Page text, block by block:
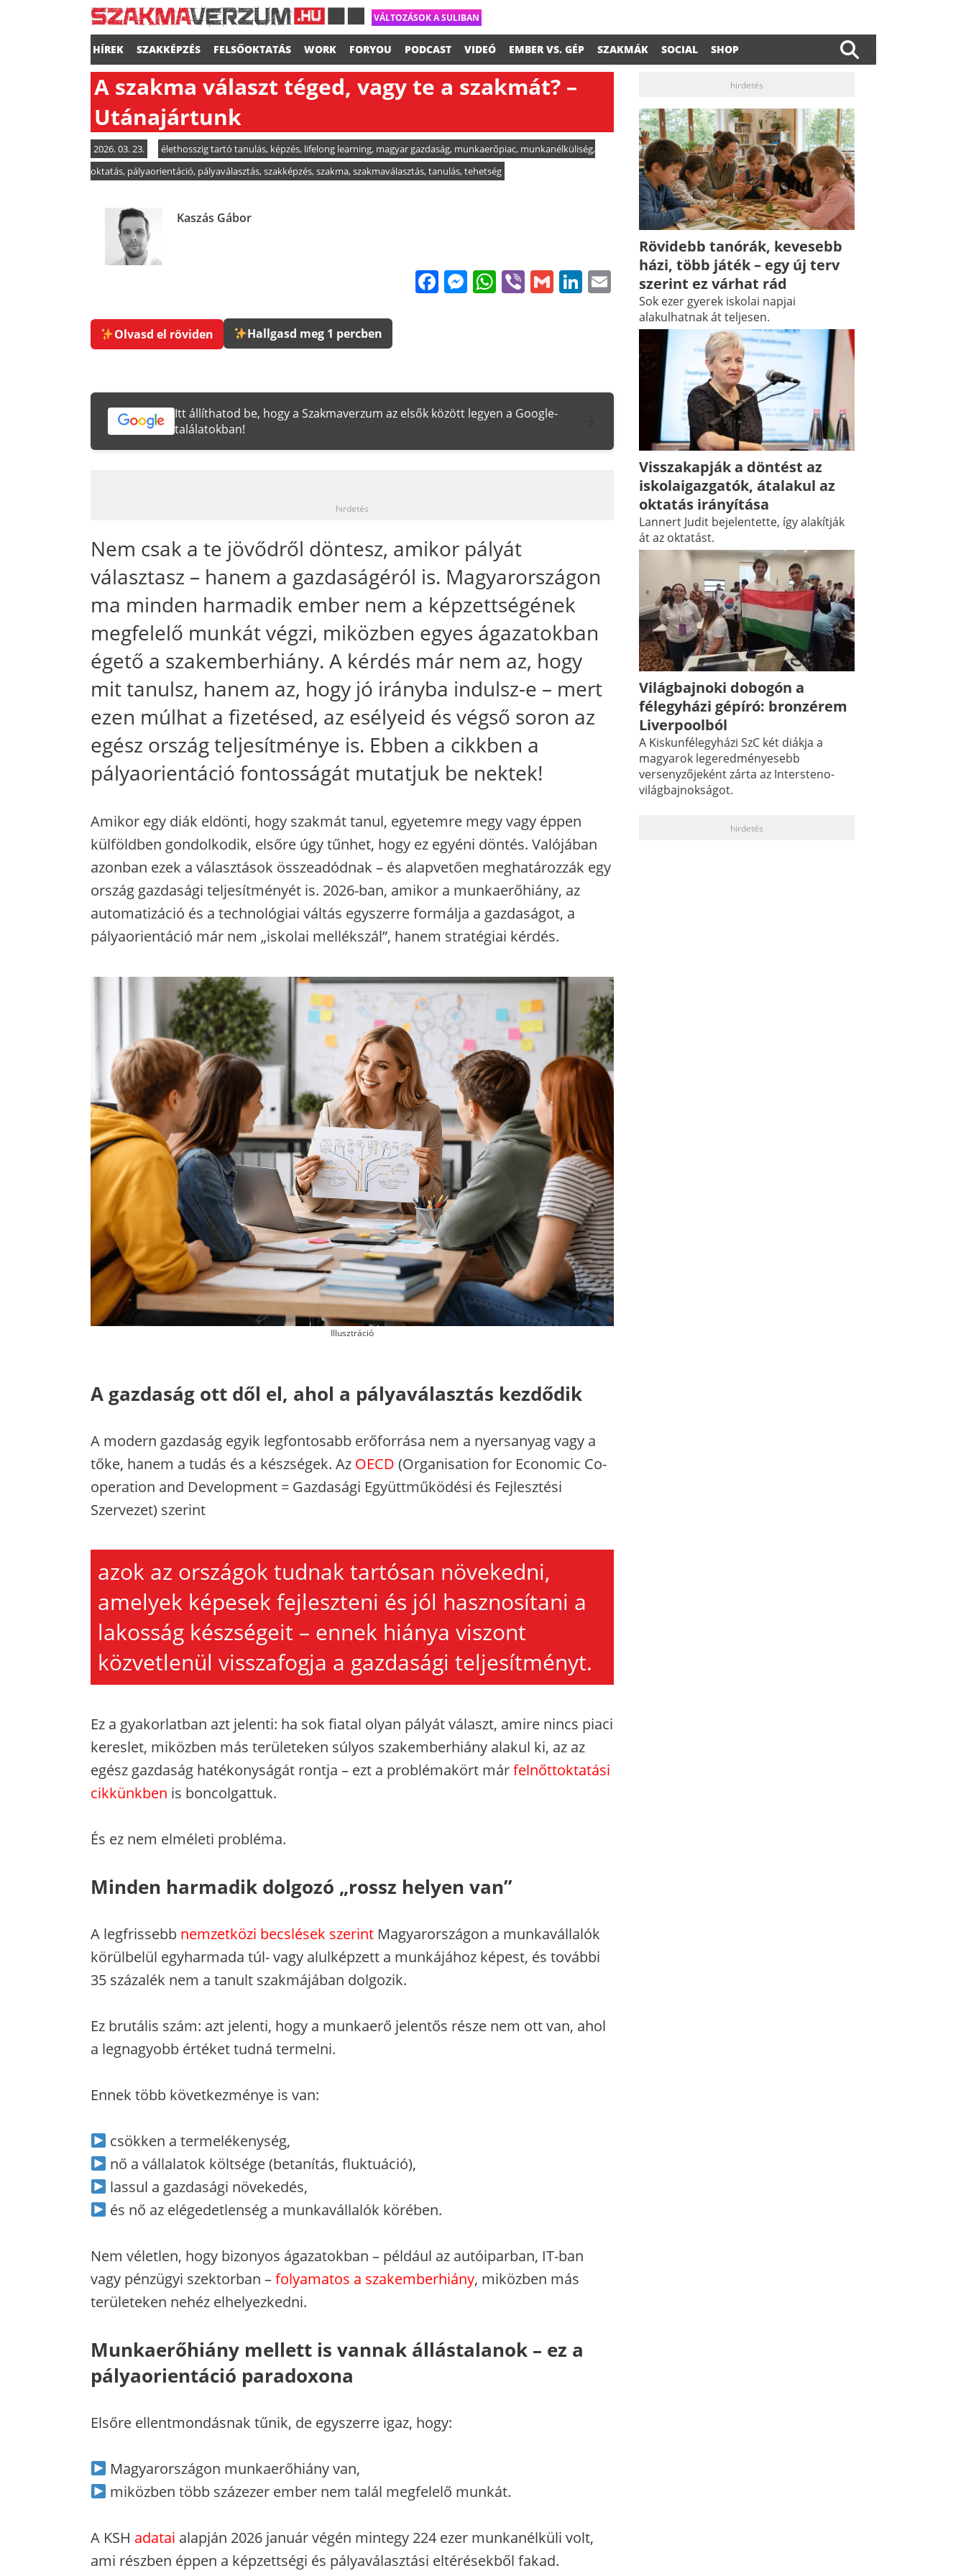
VÁLTOZÁSOK A SULIBAN
HÍREK SZAKKÉPZÉS FELSŐOKTATÁS WORK FORYOU PODCAST VIDEÓ EMBER VS. GÉP SZAKMÁK SOCIAL SHOP
A szakma választ téged, vagy te a szakmát? –
Utánajártunk
2026. 03. 23. élethosszig tartó tanulás, képzés, lifelong learning, magyar gazdaság, munkaerőpiac, munkanélküliség,
oktatás, pályaorientáció, pályaválasztás,szakképzés,szakma,szakmaválasztás,tanulás,tehetség
Kaszás Gábor
Facebook
Messenger
WhatsApp
ViberGmailLinkedIn
Email
Olvasd el röviden Hallgasd meg 1 percben
Itt állíthatod be, hogy a Szakmaverzum az elsők között legyen a Google-
találatokban!
hirdetés
Nem csak a te jövődről döntesz, amikor pályát
választasz – hanem a gazdaságéról is. Magyarországon
ma minden harmadik ember nem a képzettségének
megfelelő munkát végzi, miközben egyes ágazatokban
égető a szakemberhiány. A kérdés már nem az, hogy
mit tanulsz, hanem az, hogy jó irányba indulsz-e – mert
ezen múlhat a fizetésed, az esélyeid és végső soron az
egész ország teljesítménye is. Ebben a cikkben a
pályaorientáció fontosságát mutatjuk be nektek!
Amikor egy diák eldönti, hogy szakmát tanul, egyetemre megy vagy éppen
külföldben gondolkodik, elsőre úgy tűnhet, hogy ez egyéni döntés. Valójában
azonban ezek a választások összeadódnak – és alapvetően meghatározzák egy
ország gazdasági teljesítményét is. 2026-ban, amikor a munkaerőhiány, az
automatizáció és a technológiai váltás egyszerre formálja a gazdaságot, a
pályaorientáció már nem „iskolai mellékszál”, hanem stratégiai kérdés.
Illusztráció
A gazdaság ott dől el, ahol a pályaválasztás kezdődik
A modern gazdaság egyik legfontosabb erőforrása nem a nyersanyag vagy a
tőke, hanem a tudás és a készségek. Az OECD (Organisation for Economic Co-
operation and Development = Gazdasági Együttműködési és Fejlesztési
Szervezet) szerint
azok az országok tudnak tartósan növekedni,
amelyek képesek fejleszteni és jól hasznosítani a
lakosság készségeit – ennek hiánya viszont
közvetlenül visszafogja a gazdasági teljesítményt.
Ez a gyakorlatban azt jelenti: ha sok fiatal olyan pályát választ, amire nincs piaci
kereslet, miközben más területeken súlyos szakemberhiány alakul ki, az az
egész gazdaság hatékonyságát rontja – ezt a problémakört márfelnőttoktatási
cikkünkben is boncolgattuk.
És ez nem elméleti probléma.
Minden harmadik dolgozó „rossz helyen van”
A legfrissebb nemzetközi becslések szerintMagyarországon a munkavállalók
körülbelül egyharmada túl- vagy alulképzett a munkájához képest, és további
35 százalék nem a tanult szakmájában dolgozik.
Ez brutális szám: azt jelenti, hogy a munkaerő jelentős része nem ott van, ahol
a legnagyobb értéket tudná termelni.
Ennek több következménye is van:
csökken a termelékenység,
nő a vállalatok költsége (betanítás, fluktuáció),
lassul a gazdasági növekedés,
és nő az elégedetlenség a munkavállalók körében.
Nem véletlen, hogy bizonyos ágazatokban – például az autóiparban, IT-ban
vagy pénzügyi szektorban –folyamatos a szakemberhiány, miközben más
területeken nehéz elhelyezkedni.
Munkaerőhiány mellett is vannak állástalanok – ez a
pályaorientáció paradoxona
Elsőre ellentmondásnak tűnik, de egyszerre igaz, hogy:
Magyarországon munkaerőhiány van,
miközben több százezer ember nem talál megfelelő munkát.
A KSH adatai alapján 2026 január végén mintegy 224 ezer munkanélküli volt,
ami részben éppen a képzettségi és pályaválasztási eltérésekből fakad.
hirdetés
Rövidebb tanórák, kevesebb
házi, több játék – egy új terv
szerint ez várhat rád
Sok ezer gyerek iskolai napjai
alakulhatnak át teljesen.
Visszakapják a döntést az
iskolaigazgatók, átalakul az
oktatás irányítása
Lannert Judit bejelentette, így alakítják
át az oktatást.
Világbajnoki dobogón a
félegyházi gépíró: bronzérem
Liverpoolból
A Kiskunfélegyházi SzC két diákja a
magyarok legeredményesebb
versenyzőjeként zárta az Intersteno-
világbajnokságot.
hirdetés